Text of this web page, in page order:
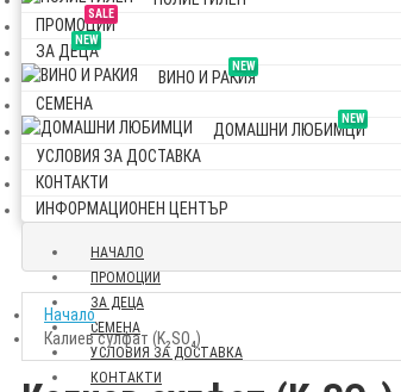
SALE
ПРОМОЦИИ
NEW
ЗА ДЕЦА
NEW
ВИНО И РАКИЯ
СЕМЕНА
NEW
ДОМАШНИ ЛЮБИМЦИ
УСЛОВИЯ ЗА ДОСТАВКА
КОНТАКТИ
ИНФОРМАЦИОНЕН ЦЕНТЪР
НАЧАЛО
ПРОМОЦИИ
ЗА ДЕЦА
СЕМЕНА
УСЛОВИЯ ЗА ДОСТАВКА
КОНТАКТИ
Начало
Калиев сулфат (K₂SO₄)